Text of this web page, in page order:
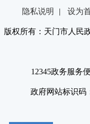
隐私说明 | 设为
版权所有：天门市人
12345政务服务
政府网站标识